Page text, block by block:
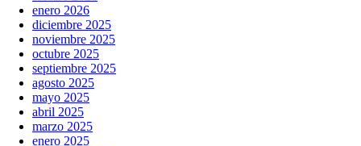
enero 2026
diciembre 2025
noviembre 2025
octubre 2025
septiembre 2025
agosto 2025
mayo 2025
abril 2025
marzo 2025
enero 2025